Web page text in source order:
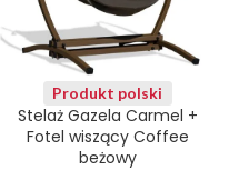
Produkt polski
Stelaż Gazela Carmel +
Fotel wiszący Coffee
beżowy